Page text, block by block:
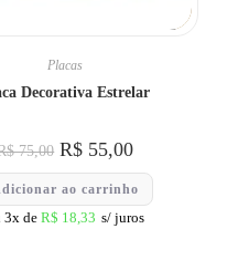
Placas
Decorativa Estrelar
75,00 R$ 55,00
ao carrinho
3x deR$ 18,33 s/ juros